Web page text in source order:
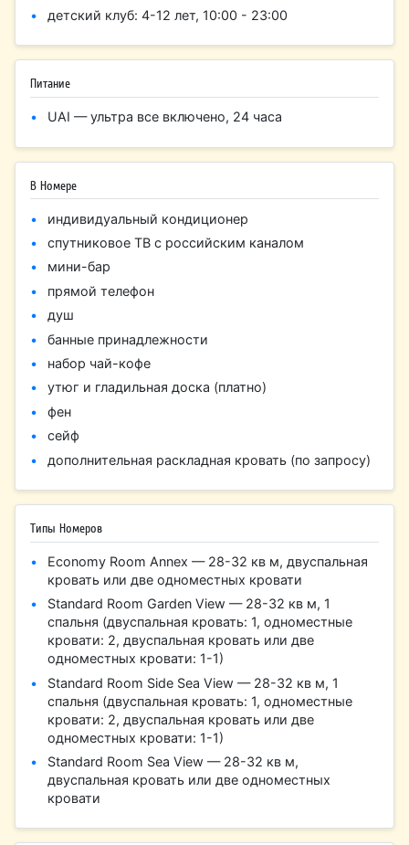
детский клуб: 4-12 лет, 10:00 - 23:00
Питание
UAI — ультра все включено, 24 часа
В Номере
индивидуальный кондиционер
спутниковое ТВ с российским каналом
мини-бар
прямой телефон
душ
банные принадлежности
набор чай-кофе
утюг и гладильная доска (платно)
фен
сейф
дополнительная раскладная кровать (по запросу)
Типы Номеров
Economy Room Annex — 28-32 кв м, двуспальная
кровать или две одноместных кровати
Standard Room Garden View — 28-32 кв м, 1
спальня (двуспальная кровать: 1, одноместные
кровати: 2, двуспальная кровать или две
одноместных кровати: 1-1)
Standard Room Side Sea View — 28-32 кв м, 1
спальня (двуспальная кровать: 1, одноместные
кровати: 2, двуспальная кровать или две
одноместных кровати: 1-1)
Standard Room Sea View — 28-32 кв м,
двуспальная кровать или две одноместных
кровати